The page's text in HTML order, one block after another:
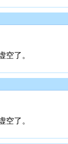
空了。
空了。